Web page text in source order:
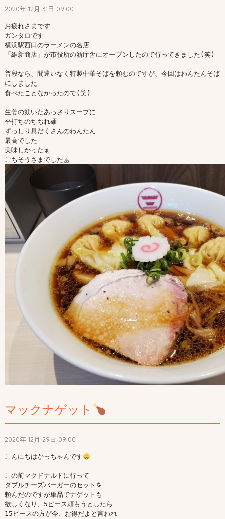
2020年 12月 31日 09:00
お疲れさまです
ガンタロです
横浜駅西口のラーメンの名店
「維新商店」が市役所の新庁舎にオープンしたので行ってきました(笑)
普段なら、間違いなく特製中華そばを頼むのですが、今回はわんたんそば
にしました
食べたことなかったので(笑)
生姜の効いたあっさりスープに
平打ちのちぢれ麺
ずっしり具だくさんのわんたん
最高でした
美味しかったぁ
マックナゲット
2020年 12月 29日 09:00
こんにちはかっちゃんです
この前マクドナルドに行って
ダブルチーズバーガーのセットを
頼んだのですが単品でナゲットも
欲しくなり、5ピース頼もうとしたら
15ピースの方が今、お得だよと言われ